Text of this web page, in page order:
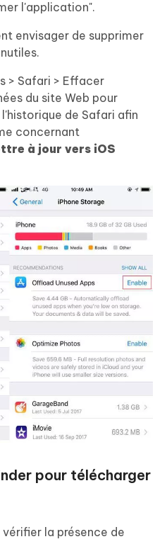
l'application".
envisager de supprimer
> Safari > Effacer
du site Web pour
de Safari afin
concernant
à jour vers iOS
pour télécharger
la présence de